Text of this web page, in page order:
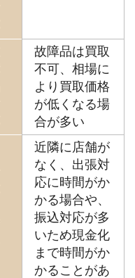
故障品は買取
不可、相場に
より買取価格
が低くなる場
合が多い
近隣に店舗が
なく、出張対
応に時間がか
かる場合や、
振込対応が多
いため現金化
まで時間がか
かることがあ